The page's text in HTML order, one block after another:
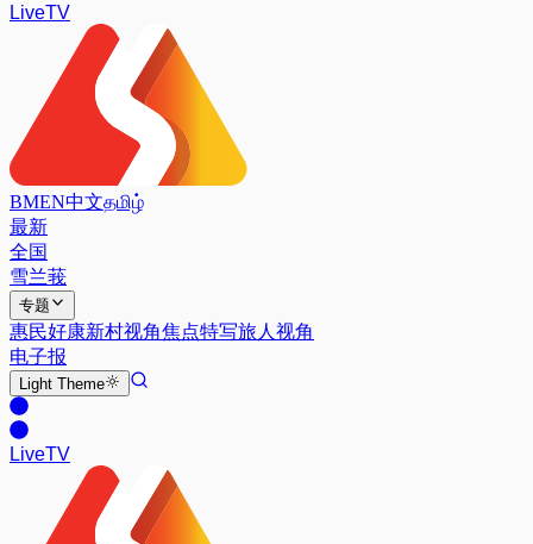
LiveTV
BMEN中文தமிழ்
最新
全国
雪兰莪
专题
惠民好康新村视角焦点特写旅人视角
电子报
Light Theme
LiveTV